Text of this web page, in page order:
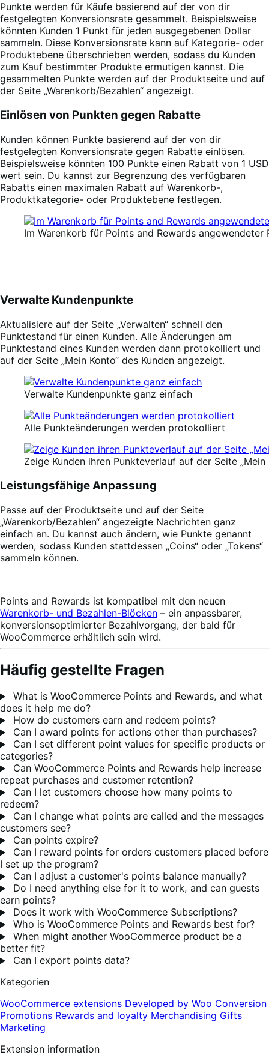
Punkte werden für Käufe basierend auf der von dir
festgelegten Konversionsrate gesammelt. Beispielsweise
könnten Kunden 1 Punkt für jeden ausgegebenen Dollar
sammeln. Diese Konversionsrate kann auf Kategorie- oder
Produktebene überschrieben werden, sodass du Kunden
zum Kauf bestimmter Produkte ermutigen kannst. Die
gesammelten Punkte werden auf der Produktseite und auf
der Seite „Warenkorb/Bezahlen“ angezeigt.
Einlösen von Punkten gegen Rabatte
Kunden können Punkte basierend auf der von dir
festgelegten Konversionsrate gegen Rabatte einlösen.
Beispielsweise könnten 100 Punkte einen Rabatt von 1 USD
wert sein. Du kannst zur Begrenzung des verfügbaren
Rabatts einen maximalen Rabatt auf Warenkorb-,
Produktkategorie- oder Produktebene festlegen.
Im Warenkorb für Points and Rewards angewendeter
Verwalte Kundenpunkte
Aktualisiere auf der Seite „Verwalten“ schnell den
Punktestand für einen Kunden. Alle Änderungen am
Punktestand eines Kunden werden dann protokolliert und
auf der Seite „Mein Konto“ des Kunden angezeigt.
Verwalte Kundenpunkte ganz einfach
Alle Punkteänderungen werden protokolliert
Zeige Kunden ihren Punkteverlauf auf der Seite „Mein
Leistungsfähige Anpassung
Passe auf der Produktseite und auf der Seite
„Warenkorb/Bezahlen“ angezeigte Nachrichten ganz
einfach an. Du kannst auch ändern, wie Punkte genannt
werden, sodass Kunden stattdessen „Coins“ oder „Tokens“
sammeln können.
Points and Rewards ist kompatibel mit den neuen
Warenkorb- und Bezahlen-Blöcken – ein anpassbarer,
konversionsoptimierter Bezahlvorgang, der bald für
WooCommerce erhältlich sein wird.
Häufig gestellte Fragen
What is WooCommerce Points and Rewards, and what
does it help me do?
How do customers earn and redeem points?
Can I award points for actions other than purchases?
Can I set different point values for specific products or
categories?
Can WooCommerce Points and Rewards help increase
repeat purchases and customer retention?
Can I let customers choose how many points to
redeem?
Can I change what points are called and the messages
customers see?
Can points expire?
Can I reward points for orders customers placed before
I set up the program?
Can I adjust a customer's points balance manually?
Do I need anything else for it to work, and can guests
earn points?
Does it work with WooCommerce Subscriptions?
Who is WooCommerce Points and Rewards best for?
When might another WooCommerce product be a
better fit?
Can I export points data?
Kategorien
WooCommerce extensions Developed by Woo Conversion
Promotions Rewards and loyalty Merchandising Gifts
Marketing
Extension information